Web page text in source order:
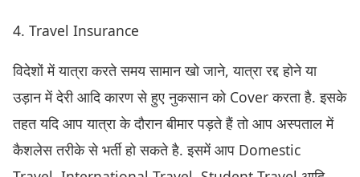
4. Travel Insurance
विदेशों में यात्रा करते समय सामान खो जाने, यात्रा रद्द होने या
उड़ान में देरी आदि कारण से हुए नुकसान को Cover करता है. इसके
तहत यदि आप यात्रा के दौरान बीमार पड़ते हैं तो आप अस्पताल में
कैशलेस तरीके से भर्ती हो सकते है. इसमें आप Domestic